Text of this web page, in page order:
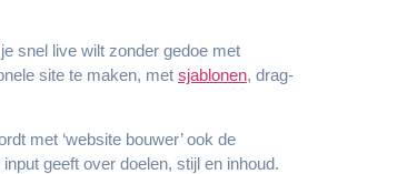
snel live wilt zonder gedoe met
site te maken, met sjablonen, drag-
met ‘website bouwer’ ook de
geeft over doelen, stijl en inhoud.